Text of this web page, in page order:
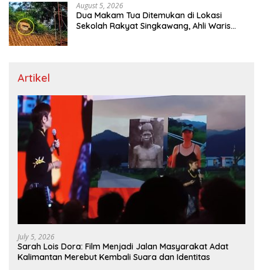
August 5, 2026
Dua Makam Tua Ditemukan di Lokasi
Sekolah Rakyat Singkawang, Ahli Waris
Artikel
July 5, 2026
Sarah Lois Dora: Film Menjadi Jalan Masyarakat Adat
Kalimantan Merebut Kembali Suara dan Identitas